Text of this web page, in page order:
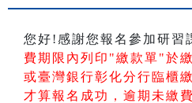
您好!感謝您報名參加研習
費期限內列印"繳款單"於
或臺灣銀行彰化分行臨櫃
才算報名成功，逾期未繳